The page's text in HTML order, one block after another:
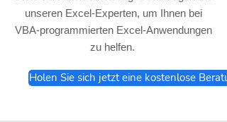
unseren Excel-Experten, um Ihnen bei
VBA-programmierten Excel-Anwendungen
zu helfen.
Holen Sie sich jetzt eine kostenlose